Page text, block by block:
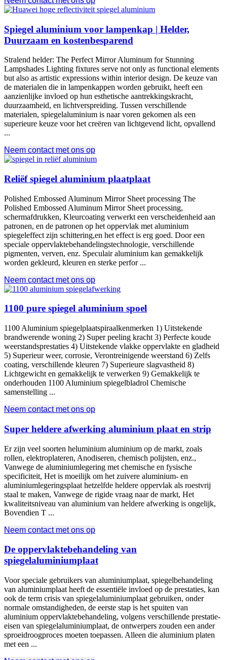
Spiegel aluminium voor lampenkap | Helder,
Duurzaam en kostenbesparend
Stralend helder: The Perfect Mirror Aluminum for Stunning
Lampshades Lighting fixtures serve not only as functional elements
but also as artistic expressions within interior design. De keuze van
de materialen die in lampenkappen worden gebruikt, heeft een
aanzienlijke invloed op hun esthetische aantrekkingskracht,
duurzaamheid, en lichtverspreiding. Tussen verschillende
materialen, spiegelaluminium is naar voren gekomen als een
superieure keuze voor het creëren van lichtgevend licht, opvallend
...
Neem contact met ons op
Reliëf spiegel aluminium plaatplaat
Polished Embossed Aluminum Mirror Sheet processing The
Polished Embossed Aluminum Mirror Sheet processing,
schermafdrukken, Kleurcoating verwerkt een verscheidenheid aan
patronen, en de patronen op het oppervlak met aluminium
spiegeleffect zijn schittering,en het effect is erg goed. Door een
speciale oppervlaktebehandelingstechnologie, verschillende
pigmenten, verven, enz. Speculair aluminium kan gemakkelijk
worden gekleurd, kleuren en sterke perfor ...
Neem contact met ons op
1100 pure spiegel aluminium spoel
1100 Aluminium spiegelplaatspiraalkenmerken 1) Uitstekende
brandwerende woning 2) Super peeling kracht 3) Perfecte koude
weerstandsprestaties 4) Uitstekende vlakke oppervlakte en gladheid
5) Superieur weer, corrosie, Verontreinigende weerstand 6) Zelfs
coating, verschillende kleuren 7) Superieure slagvastheid 8)
Lichtgewicht en gemakkelijk te verwerken 9) Gemakkelijk te
onderhouden 1100 Aluminium spiegelbladrol Chemische
samenstelling ...
Neem contact met ons op
Super heldere afwerking aluminium plaat en strip
Er zijn veel soorten heluminium aluminium op de markt, zoals
rollen, elektroplateren, Anodiseren, chemisch polijsten, enz.,
Vanwege de aluminiumlegering met chemische en fysische
specificiteit, Het is moeilijk om het zuivere aluminium- en
aluminiumlegeringsplaat hetzelfde heldere oppervlak als roestvrij
staal te maken, Vanwege de rigide vraag naar de markt, Het
kwaliteitsniveau van aluminium van heldere afwerking is ongelijk,
Bovendien T ...
Neem contact met ons op
De oppervlaktebehandeling van
spiegelaluminiumplaat
Voor speciale gebruikers van aluminiumplaat, spiegelbehandeling
van aluminiumplaat heeft de essentiële invloed op de prestaties, kan
ook de term crisis van spiegelaluminiumplaat gebruiken, onder
normale omstandigheden, de eerste stap is het spuiten van
aluminium oppervlaktebehandeling, volgens verschillende prestatie-
eisen van spiegelaluminiumplaat, de ontwerpers zouden een ander
sproeidroogproces moeten toepassen. Alleen die aluminium platen
met een ...